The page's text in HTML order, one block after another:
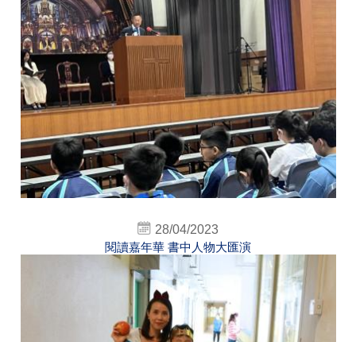
28/04/2023
閱讀嘉年華 書中人物大匯演